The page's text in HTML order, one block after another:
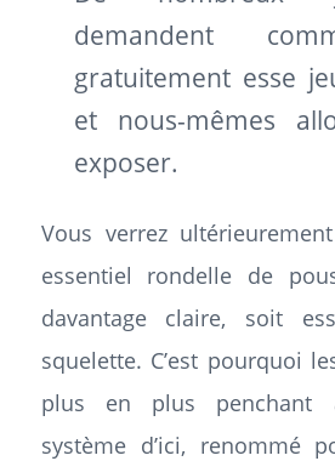
demandent
gratuitement esse
et nous-mêmes
exposer.
Vous verrez
essentiel rondelle de
davantage claire, soit
squelette. C’est pourquoi
plus en plus penchant
système d’ici, renommé